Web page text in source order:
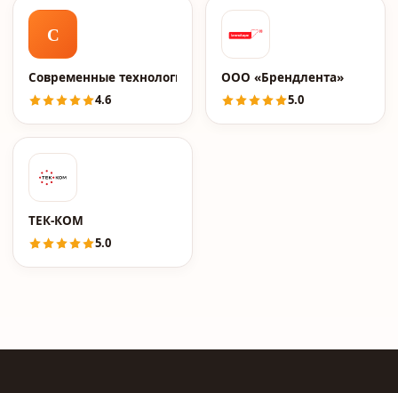
С
Современные технологии
4.6
ООО «Брендлента»
5.0
ТЕК-КОМ
5.0